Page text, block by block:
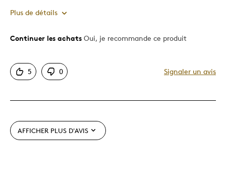
Plus de détails
Le pour
Motif attrayant
Très bonne qualité
Décrivez-vous Chasseur d'aubaines
Continuer les achats Oui, je recommande ce produit
5 0 Signaler un avis
AFFICHER PLUS D'AVIS